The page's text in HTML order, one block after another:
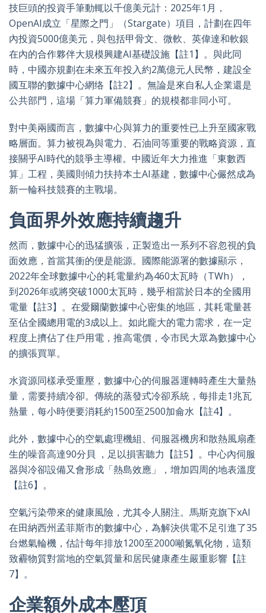
技巨頭的投資手筆動輒以千億美元計：2025年1月，
OpenAI成立「星際之門」（Stargate）項目，計劃在四年
內投資5000億美元，與包括甲骨文、微軟、英偉達和軟銀
在內的合作夥伴大規模興建AI基礎設施【註1】。與此同
時，中國亦規劃在未來五年投入約2萬億元人民幣，建設全
國互聯的數據中心網络【註2】。無論是來自私人企業還是
公共部門，這場「算力軍備競賽」的規模都非同小可。
對中美兩國而言，數據中心與算力的重要性已上升至國家戰
略層面。算力被視為與電力、石油同等重要的戰略資源，直
接關乎AI時代的競爭主導權。中國近年大力推進「東數西
算」工程，美國則傾力扶持本土AI基建，數據中心儼然成為
新一輪科技競賽的主戰場。
負面界外效應持續趨升
然而，數據中心的迅猛擴張，正製造出一系列不容忽視的負
面效應，首當其衝的便是能源。國際能源署的數據顯示，
2022年全球數據中心的耗電量約為460太瓦時（TWh），
到2026年或將突破1000太瓦時，幾乎相當於日本的全國用
電量【註3】。在愛爾蘭數據中心密集的地區，其耗電量甚
至佔全國總用電的3成以上。如此龐大的電力需求，在一定
程度上擠佔了住戶用電，推高電價，令市民大眾為數據中心
的擴張買單。
水資源同樣承受重壓，數據中心的伺服器運轉時產生大量熱
量，需要持續冷卻。傳統的蒸發式冷卻系統，每排走1兆瓦
熱量，每小時便要消耗約1500至2500加侖水【註4】。
此外，數據中心的空氣處理機組、伺服器機房和散熱風扇產
生的噪音高達90分貝 ，足以損害聽力【註5】。中心內伺服
器與冷卻設備又會形成「熱島效應」，增加四周的地表溫度
【註6】。
空氣污染帶來的健康風險，尤其令人關注。馬斯克旗下xAI
在田納西州孟菲斯市的數據中心，為解決供電不足引進了35
台燃氣輪機，估計每年排放1200至2000噸氮氧化物，這類
致霾物質對當地的空氣質量和居民健康產生嚴重影響【註
7】。
企業額外成本壓頂